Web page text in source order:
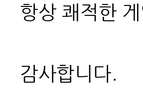
항상 쾌적한
감사합니다.